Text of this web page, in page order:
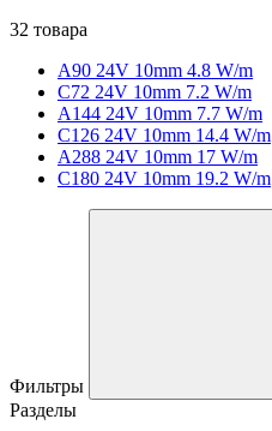
32 товара
A90 24V 10mm 4.8 W/m
C72 24V 10mm 7.2 W/m
A144 24V 10mm 7.7 W/m
C126 24V 10mm 14.4 W/m
A288 24V 10mm 17 W/m
C180 24V 10mm 19.2 W/m
Фильтры
Разделы